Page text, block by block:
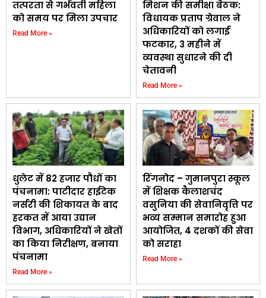
तत्परता से गर्भवती महिला
को समय पर मिला उपचार
Read More »
मिशन की समीक्षा बैठक:
विधायक प्रताप ग्रेवाल ने
अधिकारियों को लगाई
फटकार, 3 महीने में
व्यवस्था सुधारने की दी
चेतावनी
Read More »
धुलेट में 82 हजार पौधों का
पंचनामा: पाटीदार हाईटेक
नर्सरी की शिकायत के बाद
हरकत में आया उद्यान
विभाग, अधिकारियों ने खेतों
का किया निरीक्षण, बनाया
पंचनामा
Read More »
रिंगनोद – गुमानपुरा स्कूल
में शिक्षक कैलाशचंद
वसुनिया की सेवानिवृत्ति पर
भव्य सम्मान समारोह हुआ
आयोजित, 4 दशकों की सेवा
को सराहा
Read More »